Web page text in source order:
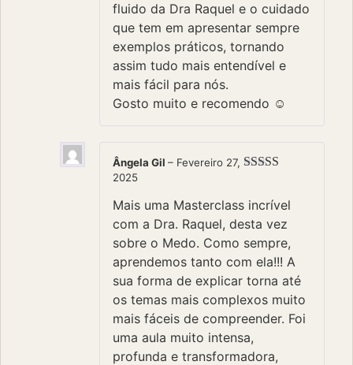
fluido da Dra Raquel e o cuidado
que tem em apresentar sempre
exemplos práticos, tornando
assim tudo mais entendível e
mais fácil para nós.
Gosto muito e recomendo ☺️
Ângela Gil – Fevereiro 27,
2025
Mais uma Masterclass incrível
com a Dra. Raquel, desta vez
sobre o Medo. Como sempre,
aprendemos tanto com ela!!! A
sua forma de explicar torna até
os temas mais complexos muito
mais fáceis de compreender. Foi
uma aula muito intensa,
profunda e transformadora,